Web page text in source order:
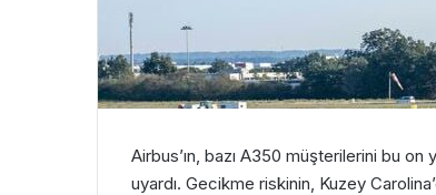
Airbus’ın, bazı A350 müşterilerini bu
uyardı. Gecikme riskinin, Kuzey